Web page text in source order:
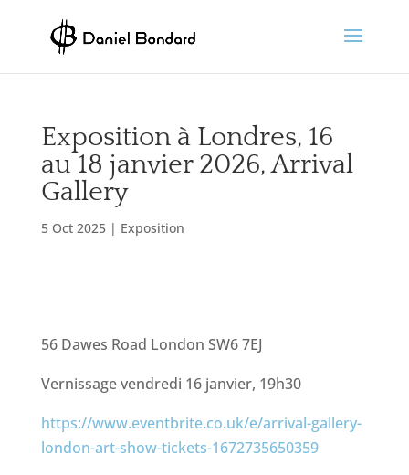
content
Exposition à Londres, 16
au 18 janvier 2026, Arrival
Gallery
5 Oct 2025| Exposition
56 Dawes Road London SW6 7EJ
Vernissage vendredi 16 janvier, 19h30
https://www.eventbrite.co.uk/e/arrival-gallery-
london-art-show-tickets-1672735650359